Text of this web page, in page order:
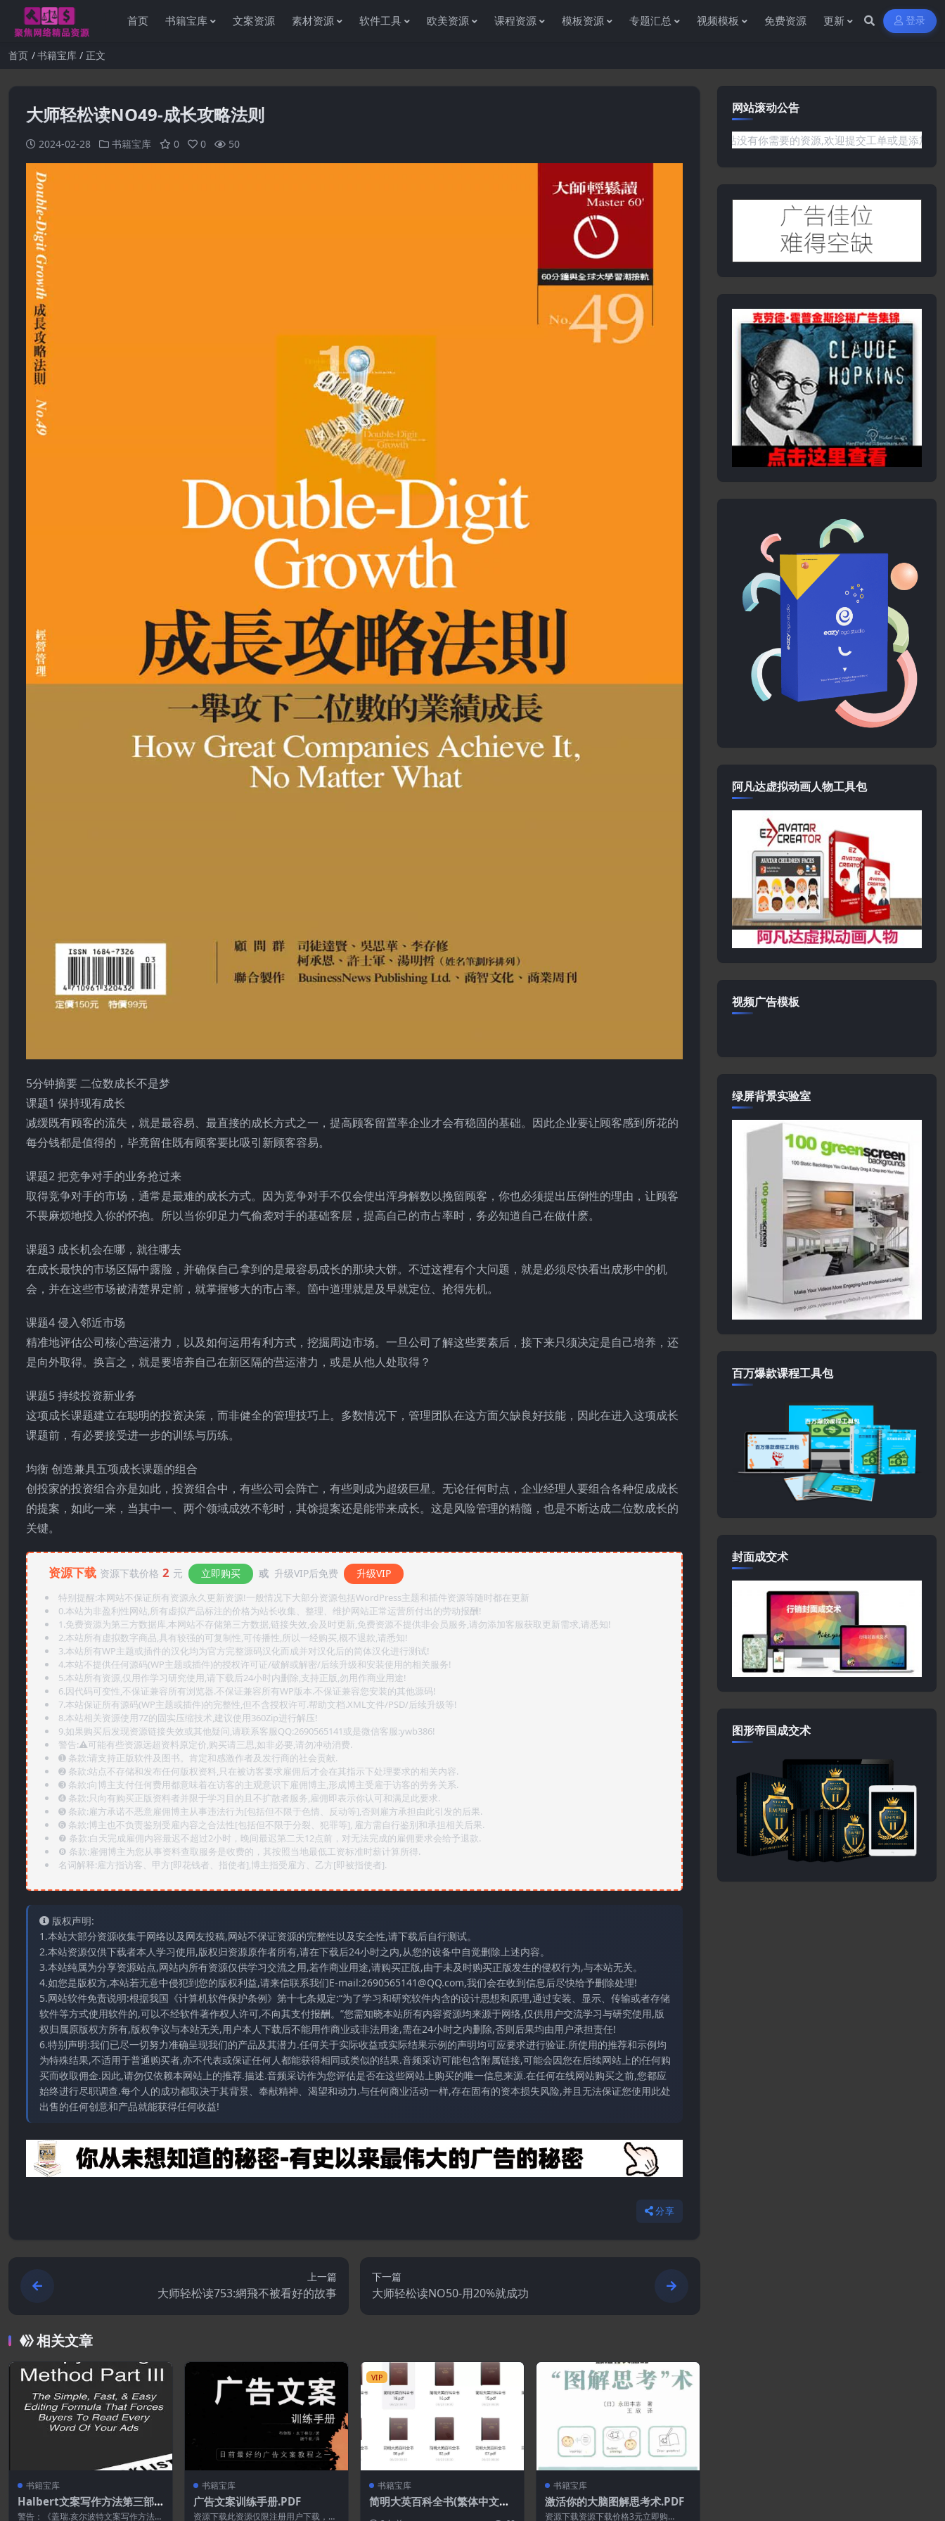
首页 书籍宝库 文案资源 素材资源 软件工具 欧美资源 课程资源 模板资源 专题汇总 视频模板 免费资源 更新 登录
首页 书籍宝库 正文
大师轻松读NO49-成长攻略法则
2024-02-28 书籍宝库 0 0 50
5分钟摘要 二位数成长不是梦
课题1 保持现有成长
减缓既有顾客的流失，就是最容易、最直接的成长方式之一，提高顾客留置率企业才会有稳固的基础。因此企业要让顾客感到所花的
每分钱都是值得的，毕竟留住既有顾客要比吸引新顾客容易。
课题2 把竞争对手的业务抢过来
取得竞争对手的市场，通常是最难的成长方式。因为竞争对手不仅会使出浑身解数以挽留顾客，你也必须提出压倒性的理由，让顾客
不畏麻烦地投入你的怀抱。所以当你卯足力气偷袭对手的基础客层，提高自己的市占率时，务必知道自己在做什麽。
课题3 成长机会在哪，就往哪去
在成长最快的市场区隔中露脸，并确保自己拿到的是最容易成长的那块大饼。不过这裡有个大问题，就是必须尽快看出成形中的机
会，并在这些市场被清楚界定前，就掌握够大的市占率。箇中道理就是及早就定位、抢得先机。
课题4 侵入邻近市场
精准地评估公司核心营运潜力，以及如何运用有利方式，挖掘周边市场。一旦公司了解这些要素后，接下来只须决定是自己培养，还
是向外取得。换言之，就是要培养自己在新区隔的营运潜力，或是从他人处取得？
课题5 持续投资新业务
这项成长课题建立在聪明的投资决策，而非健全的管理技巧上。多数情况下，管理团队在这方面欠缺良好技能，因此在进入这项成长
课题前，有必要接受进一步的训练与历练。
均衡 创造兼具五项成长课题的组合
创投家的投资组合亦是如此，投资组合中，有些公司会阵亡，有些则成为超级巨星。无论任何时点，企业经理人要组合各种促成成长
的提案，如此一来，当其中一、两个领域成效不彰时，其馀提案还是能带来成长。这是风险管理的精髓，也是不断达成二位数成长的
关键。
资源下载 资源下载价格 2 元 立即购买 或 升级VIP后免费 升级VIP
特别提醒:本网站不保证所有资源永久更新资源!一般情况下大部分资源包括WordPress主题和插件资源等随时都在更新
0.本站为非盈利性网站,所有虚拟产品标注的价格为站长收集、整理、维护网站正常运营所付出的劳动报酬!
1.免费资源为第三方数据库,本网站不存储第三方数据,链接失效,会及时更新,免费资源不提供非会员服务,请勿添加客服获取更新需求,请悉知!
2.本站所有虚拟数字商品,具有较强的可复制性,可传播性,所以一经购买,概不退款,请悉知!
3.本站所有WP主题或插件的汉化均为官方完整源码汉化而成并对汉化后的简体汉化进行测试!
4.本站不提供任何源码(WP主题或插件)的授权许可证/破解或解密/后续升级和安装使用的相关服务!
5.本站所有资源,仅用作学习研究使用,请下载后24小时内删除,支持正版,勿用作商业用途!
6.因代码可变性,不保证兼容所有浏览器.不保证兼容所有WP版本.不保证兼容您安装的其他源码!
7.本站保证所有源码(WP主题或插件)的完整性,但不含授权许可.帮助文档.XML文件/PSD/后续升级等!
8.本站相关资源使用7Z的固实压缩技术,建议使用360Zip进行解压!
9.如果购买后发现资源链接失效或其他疑问,请联系客服QQ:2690565141或是微信客服:ywb386!
警告:⚠️可能有些资源远超资料原定价,购买请三思,如非必要,请勿冲动消费.
➊️ 条款:请支持正版软件及图书。肯定和感激作者及发行商的社会贡献.
➋️ 条款:站点不存储和发布任何版权资料,只在被访客要求雇佣后才会在其指示下处理要求的相关内容.
➌️ 条款:向博主支付任何费用都意味着在访客的主观意识下雇佣博主,形成博主受雇于访客的劳务关系.
➍️ 条款:只向有购买正版资料者并限于学习目的且不扩散者服务,雇佣即表示你认可和满足此要求.
➎ 条款:雇方承诺不恶意雇佣博主从事违法行为[包括但不限于色情、反动等],否则雇方承担由此引发的后果.
➏️ 条款:博主也不负责鉴别受雇内容之合法性[包括但不限于分裂、犯罪等], 雇方需自行鉴别和承担相关后果.
❼ 条款:白天完成雇佣内容最迟不超过2小时，晚间最迟第二天12点前，对无法完成的雇佣要求会给予退款.
❽ 条款:雇佣博主为您从事资料查取服务是收费的，其按照当地最低工资标准时薪计算所得.
名词解释:雇方指访客、甲方[即花钱者、指使者],博主指受雇方、乙方[即被指使者].
版权声明:
1.本站大部分资源收集于网络以及网友投稿,网站不保证资源的完整性以及安全性,请下载后自行测试。
2.本站资源仅供下载者本人学习使用,版权归资源原作者所有,请在下载后24小时之内,从您的设备中自觉删除上述内容。
3.本站纯属为分享资源站点,网站内所有资源仅供学习交流之用,若作商业用途,请购买正版,由于未及时购买正版发生的侵权行为,与本站无关。
4.如您是版权方,本站若无意中侵犯到您的版权利益,请来信联系我们E-mail:2690565141@QQ.com,我们会在收到信息后尽快给予删除处理!
5.网站软件免责说明:根据我国《计算机软件保护条例》第十七条规定:“为了学习和研究软件内含的设计思想和原理,通过安装、显示、传输或者存储
软件等方式使用软件的,可以不经软件著作权人许可,不向其支付报酬。”您需知晓本站所有内容资源均来源于网络,仅供用户交流学习与研究使用,版
权归属原版权方所有,版权争议与本站无关,用户本人下载后不能用作商业或非法用途,需在24小时之内删除,否则后果均由用户承担责任!
6.特别声明:我们已尽一切努力准确呈现我们的产品及其潜力.任何关于实际收益或实际结果示例的声明均可应要求进行验证.所使用的推荐和示例均
为特殊结果,不适用于普通购买者,亦不代表或保证任何人都能获得相同或类似的结果.音频采访可能包含附属链接,可能会因您在后续网站上的任何购
买而收取佣金.因此,请勿仅依赖本网站上的推荐.描述.音频采访作为您评估是否在这些网站上购买的唯一信息来源.在任何在线网站购买之前,您都应
始终进行尽职调查.每个人的成功都取决于其背景、奉献精神、渴望和动力.与任何商业活动一样,存在固有的资本损失风险,并且无法保证您使用此处
出售的任何创意和产品就能获得任何收益!
分享
上一篇
大师轻松读753:網飛不被看好的故事
下一篇
大师轻松读NO50-用20%就成功
相关文章
书籍宝库
Halbert文案写作方法第三部
分:简单.快速.轻松的编辑公式,
警告：《盖瑞.亥尔波特文案写作方法》
书籍宝库
广告文案训练手册.PDF
资源下载此资源仅限注册用户下载，请
VIP
书籍宝库
简明大英百科全书(繁体中文
书籍宝库
激活你的大脑图解思考术.PDF
资源下载资源下载价格3元立即购
网站滚动公告
感谢您访问资源杂货铺获取各种信息资源!如果遇到任何问题或是网站没有你需要的资源,欢迎提交工单或是添加客服微信
阿凡达虚拟动画人物工具包
视频广告模板
绿屏背景实验室
百万爆款课程工具包
封面成交术
图形帝国成交术